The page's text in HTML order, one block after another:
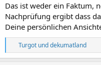
Das ist weder ein Faktum,
Nachprüfung ergibt dass
Deine persönlichen
R
e
a
Turgot unddekumatland